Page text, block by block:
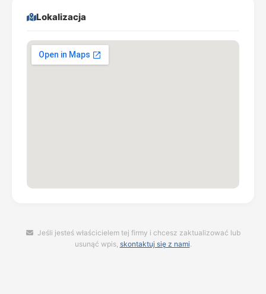
Lokalizacja
Jeśli jesteś właścicielem tej firmy i chcesz zaktualizować lub
usunąć wpis, skontaktuj się z nami.